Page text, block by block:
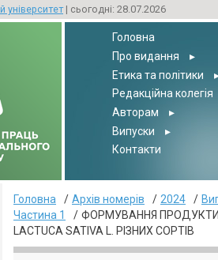
університет| сьогодні: 28.07.2026
Головна
Про видання
▸
Етика та політики
Редакційна колегія
Авторам
▸
Випуски
▸
Контакти
Головна Архів номерів 2024
Частина 1
ФОРМУВАННЯ
LACTUCA SATIVA L. РІЗНИХ СОРТІВ